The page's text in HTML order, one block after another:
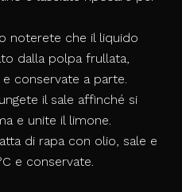
noterete che il liquido
dalla polpa frullata,
conservate a parte.
il sale affinché si
e unite il limone.
di rapa con olio, sale e
e conservate.